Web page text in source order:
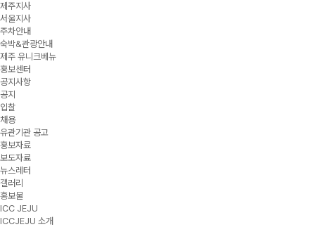
제주지사
서울지사
주차안내
숙박&관광안내
제주 유니크베뉴
홍보센터
공지사항
공지
입찰
채용
유관기관 공고
홍보자료
보도자료
뉴스레터
갤러리
홍보물
ICC JEJU
ICCJEJU 소개